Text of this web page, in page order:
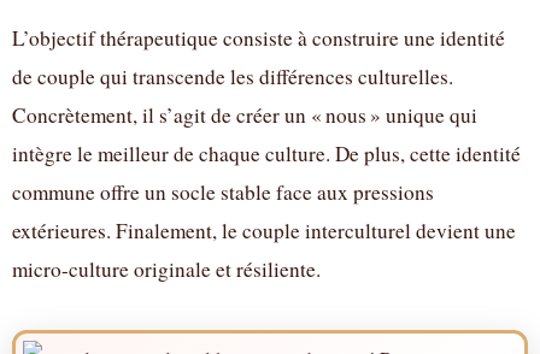
L’objectif thérapeutique consiste à construire une identité
de couple qui transcende les différences culturelles.
Concrètement, il s’agit de créer un « nous » unique qui
intègre le meilleur de chaque culture. De plus, cette identité
commune offre un socle stable face aux pressions
extérieures. Finalement, le couple interculturel devient une
micro-culture originale et résiliente.